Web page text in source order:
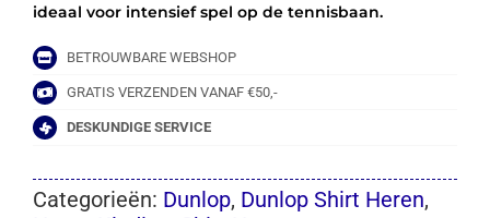
ideaal voor intensief spel op de tennisbaan.
BETROUWBARE WEBSHOP
GRATIS VERZENDEN VANAF €50,-
DESKUNDIGE SERVICE
Categorieën: Dunlop, Dunlop Shirt Heren,